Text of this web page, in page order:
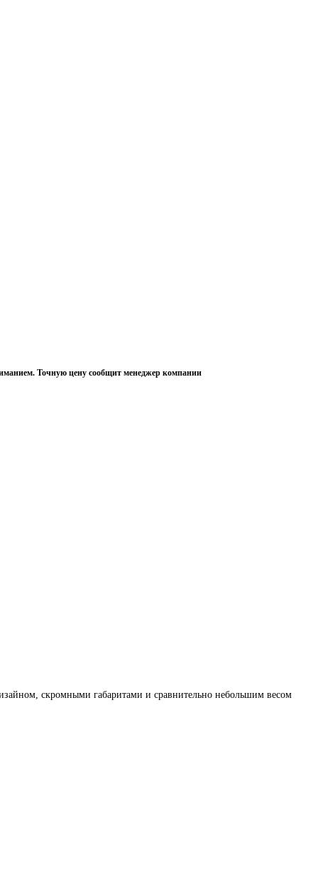
Точную цену сообщит менеджер компании
скромными габаритами и сравнительно небольшим весом